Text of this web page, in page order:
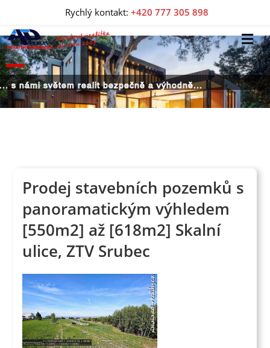
s námi světem realit bezpečně a výhodně...
Prodej stavebních pozemků s
panoramatickým výhledem
[550m2] až [618m2] Skalní
ulice, ZTV Srubec
Rychlý kontakt: +420 777 305 898